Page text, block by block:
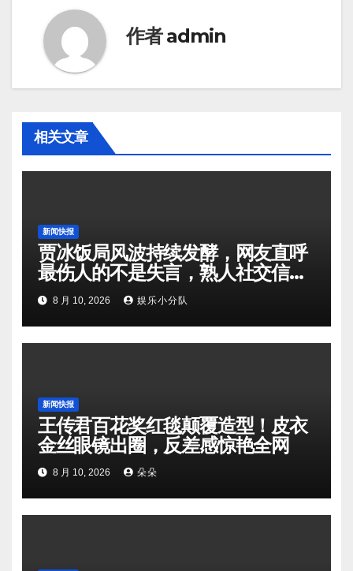
作者admin
相关文章
新闻快报
贾冰饭局风波持续发酵，网友直呼
最伤人的不是失言，熟人社交信任
受到拷问！
8 月 10, 2026 娱乐小分队
新闻快报
王传君百花奖红毯颠覆造型！皮衣
金丝眼镜出圈，反差感惊艳全网
8 月 10, 2026 朵朵